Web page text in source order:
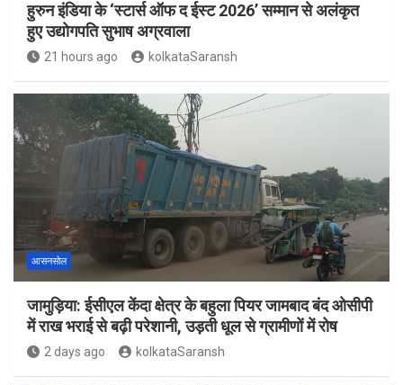
हुरुन इंडिया के ‘स्टार्स ऑफ द ईस्ट 2026’ सम्मान से अलंकृत
हुए उद्योगपति सुभाष अग्रवाला
21 hours ago kolkataSaransh
आसनसोल
जामुड़िया: ईसीएल केंदा क्षेत्र के बहुला पियर जामबाद बंद ओसीपी
में राख भराई से बढ़ी परेशानी, उड़ती धूल से ग्रामीणों में रोष
2 days ago kolkataSaransh